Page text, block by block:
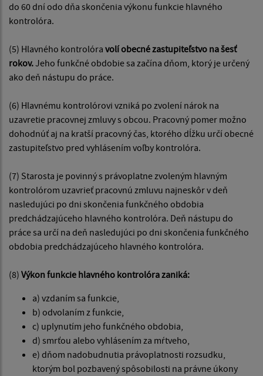
do 60 dní odo dňa skončenia výkonu funkcie hlavného
kontrolóra.
(5) Hlavného kontrolóra volí obecné zastupiteľstvo na šesť
rokov.Jeho funkčné obdobie sa začína dňom, ktorý je určený
ako deň nástupu do práce.
(6) Hlavnému kontrolórovi vzniká po zvolení nárok na
uzavretie pracovnej zmluvy s obcou. Pracovný pomer možno
dohodnúť aj na kratší pracovný čas, ktorého dĺžku určí obecné
zastupiteľstvo pred vyhlásením voľby kontrolóra.
(7) Starosta je povinný s právoplatne zvoleným hlavným
kontrolórom uzavrieť pracovnú zmluvu najneskôr v deň
nasledujúci po dni skončenia funkčného obdobia
predchádzajúceho hlavného kontrolóra. Deň nástupu do
práce sa určí na deň nasledujúci po dni skončenia funkčného
obdobia predchádzajúceho hlavného kontrolóra.
(8) Výkon funkcie hlavného kontrolóra zaniká:
a) vzdaním sa funkcie,
b) odvolaním z funkcie,
c) uplynutím jeho funkčného obdobia,
d) smrťou alebo vyhlásením za mŕtveho,
e) dňom nadobudnutia právoplatnosti rozsudku,
ktorým bol pozbavený spôsobilosti na právne úkony